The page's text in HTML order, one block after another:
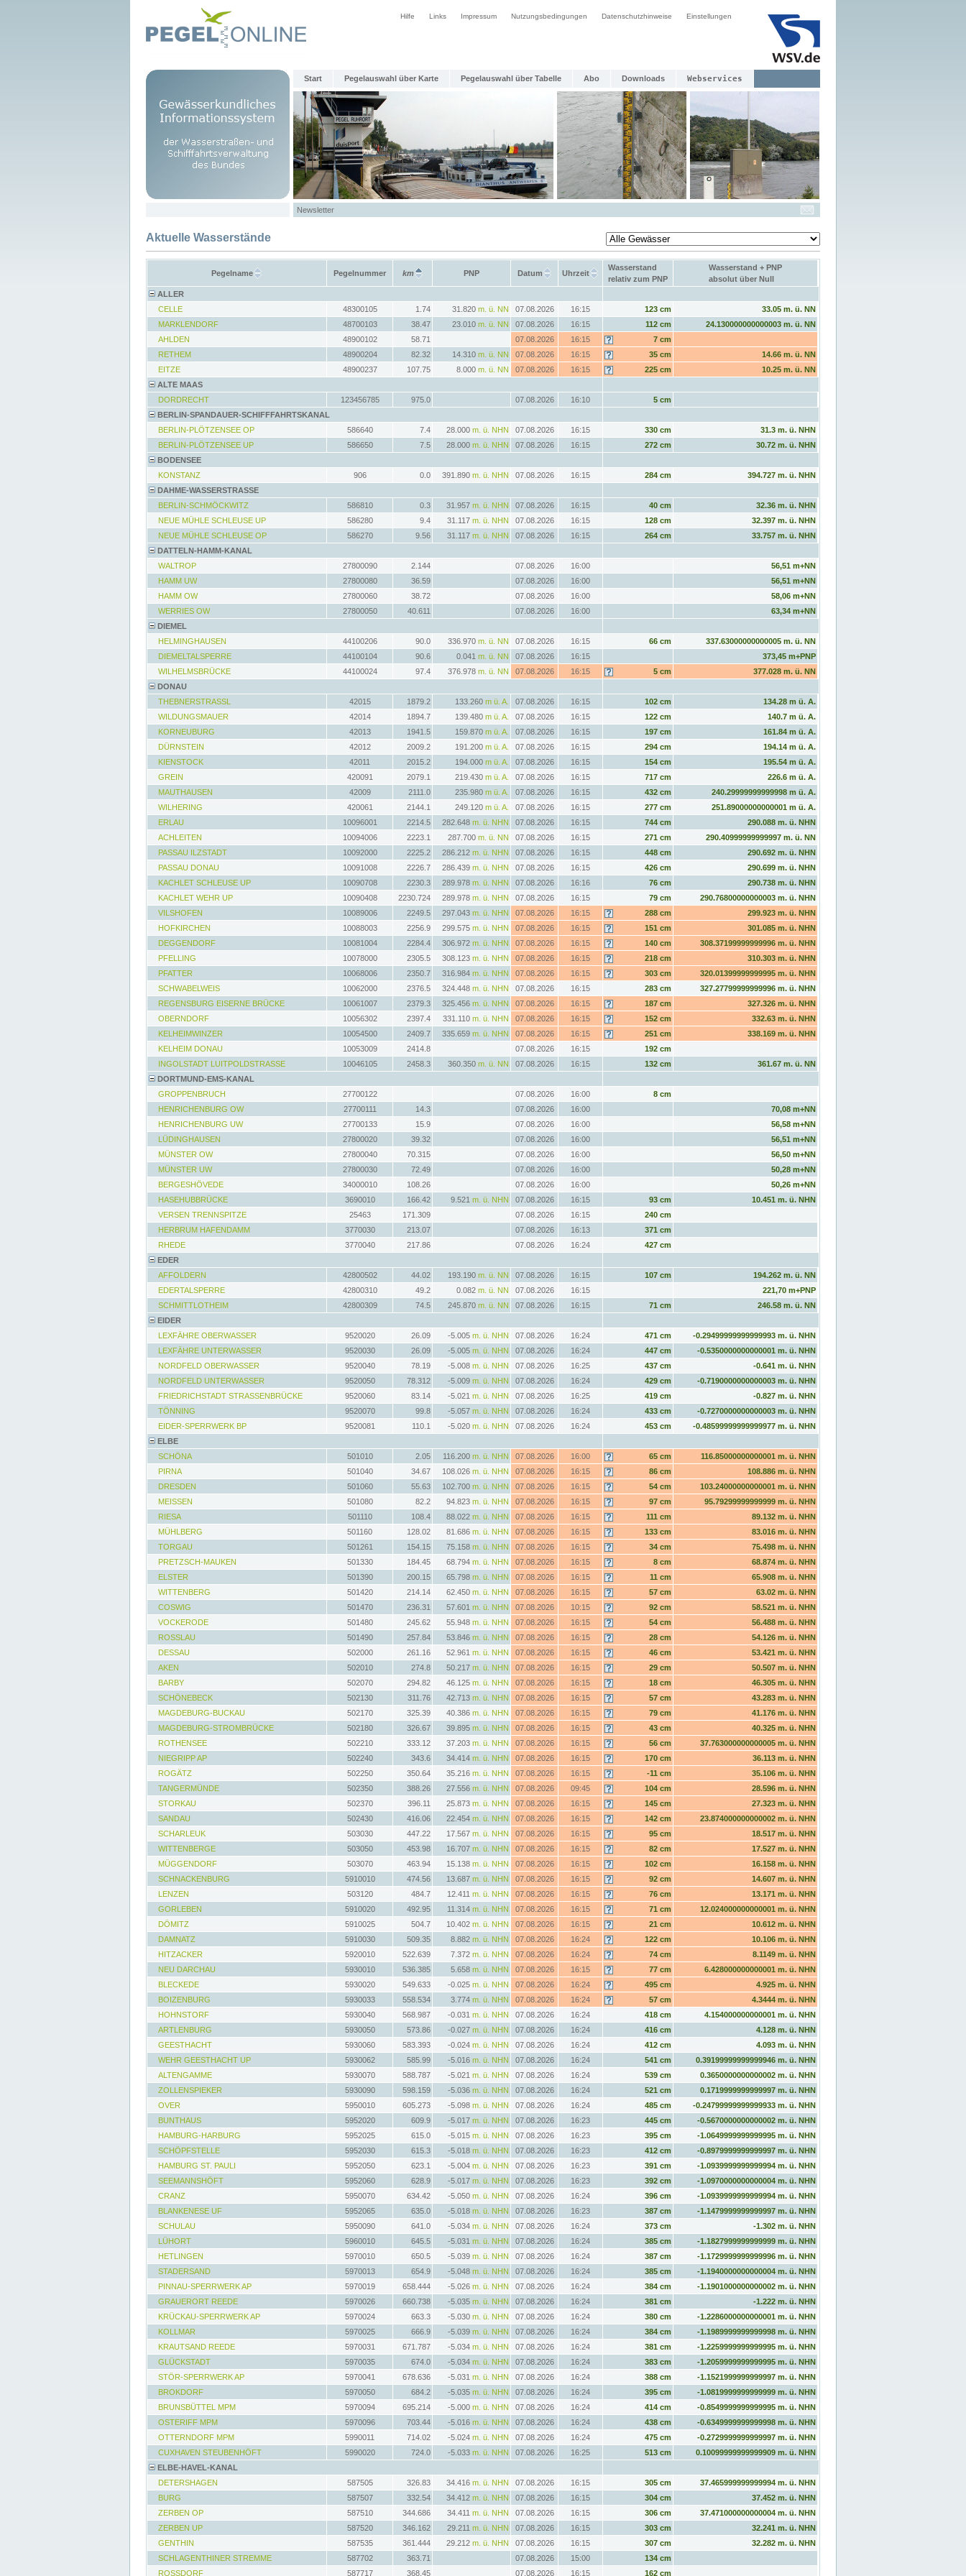
Hilfe Links Impressum Nutzungsbedingungen Datenschutzhinweise Einstellungen
Start Pegelauswahl über Karte Pegelauswahl über Tabelle Abo Downloads Webservices
Newsletter
Aktuelle Wasserstände
Pegelname Pegelnummer km PNP Datum Uhrzeit
Wasserstand
relativ zum PNP
Wasserstand + PNP
absolut über Null
ALLER
CELLE
48300105 1.74 31.820 m. ü. NN 07.08.2026 16:15 123 cm
33.05 m. ü. NN
MARKLENDORF
48700103 38.47 23.010 m. ü. NN 07.08.2026 16:15 112 cm
24.130000000000003 m. ü. NN
AHLDEN
48900102 58.71 07.08.2026 16:15
7 cm
RETHEM
48900204 82.32 14.310 m. ü. NN 07.08.2026 16:15 35 cm
14.66 m. ü. NN
EITZE
48900237 107.75 8.000 m. ü. NN 07.08.2026 16:15 225 cm
10.25 m. ü. NN
ALTE MAAS
DORDRECHT
123456785 975.0 07.08.2026 16:10
5 cm
BERLIN-SPANDAUER-SCHIFFFAHRTSKANAL
BERLIN-PLÖTZENSEE OP
586640 7.4 28.000 m. ü. NHN 07.08.2026 16:15 330 cm
31.3 m. ü. NHN
BERLIN-PLÖTZENSEE UP
586650 7.5 28.000 m. ü. NHN 07.08.2026 16:15 272 cm
30.72 m. ü. NHN
BODENSEE
KONSTANZ
906 0.0 391.890 m. ü. NHN 07.08.2026 16:15 284 cm
394.727 m. ü. NHN
DAHME-WASSERSTRASSE
BERLIN-SCHMÖCKWITZ
586810 0.3 31.957 m. ü. NHN 07.08.2026 16:15 40 cm
32.36 m. ü. NHN
NEUE MÜHLE SCHLEUSE UP
586280 9.4 31.117 m. ü. NHN 07.08.2026 16:15 128 cm
32.397 m. ü. NHN
NEUE MÜHLE SCHLEUSE OP
586270 9.56 31.117 m. ü. NHN 07.08.2026 16:15 264 cm
33.757 m. ü. NHN
DATTELN-HAMM-KANAL
WALTROP
27800090 2.144 07.08.2026 16:00
56,51 m+NN
HAMM UW
27800080 36.59 07.08.2026 16:00
56,51 m+NN
HAMM OW
27800060 38.72 07.08.2026 16:00
58,06 m+NN
WERRIES OW
27800050 40.611 07.08.2026 16:00
63,34 m+NN
DIEMEL
HELMINGHAUSEN
44100206 90.0 336.970 m. ü. NN 07.08.2026 16:15 66 cm
337.63000000000005 m. ü. NN
DIEMELTALSPERRE
44100104 90.6 0.041 m. ü. NN 07.08.2026 16:15
373,45 m+PNP
WILHELMSBRÜCKE
44100024 97.4 376.978 m. ü. NN 07.08.2026 16:15 5 cm
377.028 m. ü. NN
DONAU
THEBNERSTRASSL
42015 1879.2 133.260 m ü. A. 07.08.2026 16:15 102 cm
134.28 m ü. A.
WILDUNGSMAUER
42014 1894.7 139.480 m ü. A. 07.08.2026 16:15 122 cm
140.7 m ü. A.
KORNEUBURG
42013 1941.5 159.870 m ü. A. 07.08.2026 16:15 197 cm
161.84 m ü. A.
DÜRNSTEIN
42012 2009.2 191.200 m ü. A. 07.08.2026 16:15 294 cm
194.14 m ü. A.
KIENSTOCK
42011 2015.2 194.000 m ü. A. 07.08.2026 16:15 154 cm
195.54 m ü. A.
GREIN
420091 2079.1 219.430 m ü. A. 07.08.2026 16:15 717 cm
226.6 m ü. A.
MAUTHAUSEN
42009 2111.0 235.980 m ü. A. 07.08.2026 16:15 432 cm
240.29999999999998 m ü. A.
WILHERING
420061 2144.1 249.120 m ü. A. 07.08.2026 16:15 277 cm
251.89000000000001 m ü. A.
ERLAU
10096001 2214.5 282.648 m. ü. NHN 07.08.2026 16:15 744 cm
290.088 m. ü. NHN
ACHLEITEN
10094006 2223.1 287.700 m. ü. NN 07.08.2026 16:15 271 cm
290.40999999999997 m. ü. NN
PASSAU ILZSTADT
10092000 2225.2 286.212 m. ü. NHN 07.08.2026 16:15 448 cm
290.692 m. ü. NHN
PASSAU DONAU
10091008 2226.7 286.439 m. ü. NHN 07.08.2026 16:15 426 cm
290.699 m. ü. NHN
KACHLET SCHLEUSE UP
10090708 2230.3 289.978 m. ü. NHN 07.08.2026 16:16 76 cm
290.738 m. ü. NHN
KACHLET WEHR UP
10090408 2230.724 289.978 m. ü. NHN 07.08.2026 16:15 79 cm
290.76800000000003 m. ü. NHN
VILSHOFEN
10089006 2249.5 297.043 m. ü. NHN 07.08.2026 16:15 288 cm
299.923 m. ü. NHN
HOFKIRCHEN
10088003 2256.9 299.575 m. ü. NHN 07.08.2026 16:15 151 cm
301.085 m. ü. NHN
DEGGENDORF
10081004 2284.4 306.972 m. ü. NHN 07.08.2026 16:15 140 cm
308.37199999999996 m. ü. NHN
PFELLING
10078000 2305.5 308.123 m. ü. NHN 07.08.2026 16:15 218 cm
310.303 m. ü. NHN
PFATTER
10068006 2350.7 316.984 m. ü. NHN 07.08.2026 16:15 303 cm
320.01399999999995 m. ü. NHN
SCHWABELWEIS
10062000 2376.5 324.448 m. ü. NHN 07.08.2026 16:15 283 cm
327.27799999999996 m. ü. NHN
REGENSBURG EISERNE BRÜCKE
10061007 2379.3 325.456 m. ü. NHN 07.08.2026 16:15 187 cm
327.326 m. ü. NHN
OBERNDORF
10056302 2397.4 331.110 m. ü. NHN 07.08.2026 16:15 152 cm
332.63 m. ü. NHN
KELHEIMWINZER
10054500 2409.7 335.659 m. ü. NHN 07.08.2026 16:15 251 cm
338.169 m. ü. NHN
KELHEIM DONAU
10053009 2414.8 07.08.2026 16:15
192 cm
INGOLSTADT LUITPOLDSTRASSE
10046105 2458.3 360.350 m. ü. NN 07.08.2026 16:15 132 cm
361.67 m. ü. NN
DORTMUND-EMS-KANAL
GROPPENBRUCH
27700122 07.08.2026 16:00
8 cm
HENRICHENBURG OW
27700111 14.3 07.08.2026 16:00
70,08 m+NN
HENRICHENBURG UW
27700133 15.9 07.08.2026 16:00
56,58 m+NN
LÜDINGHAUSEN
27800020 39.32 07.08.2026 16:00
56,51 m+NN
MÜNSTER OW
27800040 70.315 07.08.2026 16:00
56,50 m+NN
MÜNSTER UW
27800030 72.49 07.08.2026 16:00
50,28 m+NN
BERGESHÖVEDE
34000010 108.26 07.08.2026 16:00
50,26 m+NN
HASEHUBBRÜCKE
3690010 166.42 9.521 m. ü. NHN 07.08.2026 16:15 93 cm
10.451 m. ü. NHN
VERSEN TRENNSPITZE
25463 171.309 07.08.2026 16:15
240 cm
HERBRUM HAFENDAMM
3770030 213.07 07.08.2026 16:13
371 cm
RHEDE
3770040 217.86 07.08.2026 16:24
427 cm
EDER
AFFOLDERN
42800502 44.02 193.190 m. ü. NN 07.08.2026 16:15 107 cm
194.262 m. ü. NN
EDERTALSPERRE
42800310 49.2 0.082 m. ü. NN 07.08.2026 16:15
221,70 m+PNP
SCHMITTLOTHEIM
42800309 74.5 245.870 m. ü. NN 07.08.2026 16:15 71 cm
246.58 m. ü. NN
EIDER
LEXFÄHRE OBERWASSER
9520020 26.09 -5.005 m. ü. NHN 07.08.2026 16:24 471 cm
-0.29499999999999993 m. ü. NHN
LEXFÄHRE UNTERWASSER
9520030 26.09 -5.005 m. ü. NHN 07.08.2026 16:24 447 cm
-0.5350000000000001 m. ü. NHN
NORDFELD OBERWASSER
9520040 78.19 -5.008 m. ü. NHN 07.08.2026 16:25 437 cm
-0.641 m. ü. NHN
NORDFELD UNTERWASSER
9520050 78.312 -5.009 m. ü. NHN 07.08.2026 16:24 429 cm
-0.7190000000000003 m. ü. NHN
FRIEDRICHSTADT STRASSENBRÜCKE
9520060 83.14 -5.021 m. ü. NHN 07.08.2026 16:25 419 cm
-0.827 m. ü. NHN
TÖNNING
9520070 99.8 -5.057 m. ü. NHN 07.08.2026 16:24 433 cm
-0.7270000000000003 m. ü. NHN
EIDER-SPERRWERK BP
9520081 110.1 -5.020 m. ü. NHN 07.08.2026 16:24 453 cm
-0.48599999999999977 m. ü. NHN
ELBE
SCHÖNA
501010 2.05 116.200 m. ü. NHN 07.08.2026 16:00 65 cm
116.85000000000001 m. ü. NHN
PIRNA
501040 34.67 108.026 m. ü. NHN 07.08.2026 16:15 86 cm
108.886 m. ü. NHN
DRESDEN
501060 55.63 102.700 m. ü. NHN 07.08.2026 16:15 54 cm
103.24000000000001 m. ü. NHN
MEISSEN
501080 82.2 94.823 m. ü. NHN 07.08.2026 16:15 97 cm
95.79299999999999 m. ü. NHN
RIESA
501110 108.4 88.022 m. ü. NHN 07.08.2026 16:15 111 cm
89.132 m. ü. NHN
MÜHLBERG
501160 128.02 81.686 m. ü. NHN 07.08.2026 16:15 133 cm
83.016 m. ü. NHN
TORGAU
501261 154.15 75.158 m. ü. NHN 07.08.2026 16:15 34 cm
75.498 m. ü. NHN
PRETZSCH-MAUKEN
501330 184.45 68.794 m. ü. NHN 07.08.2026 16:15 8 cm
68.874 m. ü. NHN
ELSTER
501390 200.15 65.798 m. ü. NHN 07.08.2026 16:15 11 cm
65.908 m. ü. NHN
WITTENBERG
501420 214.14 62.450 m. ü. NHN 07.08.2026 16:15 57 cm
63.02 m. ü. NHN
COSWIG
501470 236.31 57.601 m. ü. NHN 07.08.2026 10:15 92 cm
58.521 m. ü. NHN
VOCKERODE
501480 245.62 55.948 m. ü. NHN 07.08.2026 16:15 54 cm
56.488 m. ü. NHN
ROSSLAU
501490 257.84 53.846 m. ü. NHN 07.08.2026 16:15 28 cm
54.126 m. ü. NHN
DESSAU
502000 261.16 52.961 m. ü. NHN 07.08.2026 16:15 46 cm
53.421 m. ü. NHN
AKEN
502010 274.8 50.217 m. ü. NHN 07.08.2026 16:15 29 cm
50.507 m. ü. NHN
BARBY
502070 294.82 46.125 m. ü. NHN 07.08.2026 16:15 18 cm
46.305 m. ü. NHN
SCHÖNEBECK
502130 311.76 42.713 m. ü. NHN 07.08.2026 16:15 57 cm
43.283 m. ü. NHN
MAGDEBURG-BUCKAU
502170 325.39 40.386 m. ü. NHN 07.08.2026 16:15 79 cm
41.176 m. ü. NHN
MAGDEBURG-STROMBRÜCKE
502180 326.67 39.895 m. ü. NHN 07.08.2026 16:15 43 cm
40.325 m. ü. NHN
ROTHENSEE
502210 333.12 37.203 m. ü. NHN 07.08.2026 16:15 56 cm
37.763000000000005 m. ü. NHN
NIEGRIPP AP
502240 343.6 34.414 m. ü. NHN 07.08.2026 16:15 170 cm
36.113 m. ü. NHN
ROGÄTZ
502250 350.64 35.216 m. ü. NHN 07.08.2026 16:15 -11 cm
35.106 m. ü. NHN
TANGERMÜNDE
502350 388.26 27.556 m. ü. NHN 07.08.2026 09:45 104 cm
28.596 m. ü. NHN
STORKAU
502370 396.11 25.873 m. ü. NHN 07.08.2026 16:15 145 cm
27.323 m. ü. NHN
SANDAU
502430 416.06 22.454 m. ü. NHN 07.08.2026 16:15 142 cm
23.874000000000002 m. ü. NHN
SCHARLEUK
503030 447.22 17.567 m. ü. NHN 07.08.2026 16:15 95 cm
18.517 m. ü. NHN
WITTENBERGE
503050 453.98 16.707 m. ü. NHN 07.08.2026 16:15 82 cm
17.527 m. ü. NHN
MÜGGENDORF
503070 463.94 15.138 m. ü. NHN 07.08.2026 16:15 102 cm
16.158 m. ü. NHN
SCHNACKENBURG
5910010 474.56 13.687 m. ü. NHN 07.08.2026 16:15 92 cm
14.607 m. ü. NHN
LENZEN
503120 484.7 12.411 m. ü. NHN 07.08.2026 16:15 76 cm
13.171 m. ü. NHN
GORLEBEN
5910020 492.95 11.314 m. ü. NHN 07.08.2026 16:15 71 cm
12.024000000000001 m. ü. NHN
DÖMITZ
5910025 504.7 10.402 m. ü. NHN 07.08.2026 16:15 21 cm
10.612 m. ü. NHN
DAMNATZ
5910030 509.35 8.882 m. ü. NHN 07.08.2026 16:24 122 cm
10.106 m. ü. NHN
HITZACKER
5920010 522.639 7.372 m. ü. NHN 07.08.2026 16:24 74 cm
8.1149 m. ü. NHN
NEU DARCHAU
5930010 536.385 5.658 m. ü. NHN 07.08.2026 16:15 77 cm
6.428000000000001 m. ü. NHN
BLECKEDE
5930020 549.633 -0.025 m. ü. NHN 07.08.2026 16:24 495 cm
4.925 m. ü. NHN
BOIZENBURG
5930033 558.534 3.774 m. ü. NHN 07.08.2026 16:24 57 cm
4.3444 m. ü. NHN
HOHNSTORF
5930040 568.987 -0.031 m. ü. NHN 07.08.2026 16:24 418 cm
4.154000000000001 m. ü. NHN
ARTLENBURG
5930050 573.86 -0.027 m. ü. NHN 07.08.2026 16:24 416 cm
4.128 m. ü. NHN
GEESTHACHT
5930060 583.393 -0.024 m. ü. NHN 07.08.2026 16:24 412 cm
4.093 m. ü. NHN
WEHR GEESTHACHT UP
5930062 585.99 -5.016 m. ü. NHN 07.08.2026 16:24 541 cm
0.39199999999999946 m. ü. NHN
ALTENGAMME
5930070 588.787 -5.021 m. ü. NHN 07.08.2026 16:24 539 cm
0.3650000000000002 m. ü. NHN
ZOLLENSPIEKER
5930090 598.159 -5.036 m. ü. NHN 07.08.2026 16:24 521 cm
0.1719999999999997 m. ü. NHN
OVER
5950010 605.273 -5.098 m. ü. NHN 07.08.2026 16:24 485 cm
-0.24799999999999933 m. ü. NHN
BUNTHAUS
5952020 609.9 -5.017 m. ü. NHN 07.08.2026 16:23 445 cm
-0.5670000000000002 m. ü. NHN
HAMBURG-HARBURG
5952025 615.0 -5.015 m. ü. NHN 07.08.2026 16:23 395 cm
-1.0649999999999995 m. ü. NHN
SCHÖPFSTELLE
5952030 615.3 -5.018 m. ü. NHN 07.08.2026 16:23 412 cm
-0.8979999999999997 m. ü. NHN
HAMBURG ST. PAULI
5952050 623.1 -5.004 m. ü. NHN 07.08.2026 16:23 391 cm
-1.0939999999999994 m. ü. NHN
SEEMANNSHÖFT
5952060 628.9 -5.017 m. ü. NHN 07.08.2026 16:23 392 cm
-1.0970000000000004 m. ü. NHN
CRANZ
5950070 634.42 -5.050 m. ü. NHN 07.08.2026 16:24 396 cm
-1.0939999999999994 m. ü. NHN
BLANKENESE UF
5952065 635.0 -5.018 m. ü. NHN 07.08.2026 16:23 387 cm
-1.1479999999999997 m. ü. NHN
SCHULAU
5950090 641.0 -5.034 m. ü. NHN 07.08.2026 16:24 373 cm
-1.302 m. ü. NHN
LÜHORT
5960010 645.5 -5.031 m. ü. NHN 07.08.2026 16:24 385 cm
-1.1827999999999999 m. ü. NHN
HETLINGEN
5970010 650.5 -5.039 m. ü. NHN 07.08.2026 16:24 387 cm
-1.1729999999999996 m. ü. NHN
STADERSAND
5970013 654.9 -5.048 m. ü. NHN 07.08.2026 16:24 385 cm
-1.1940000000000004 m. ü. NHN
PINNAU-SPERRWERK AP
5970019 658.444 -5.026 m. ü. NHN 07.08.2026 16:24 384 cm
-1.1901000000000002 m. ü. NHN
GRAUERORT REEDE
5970026 660.738 -5.035 m. ü. NHN 07.08.2026 16:24 381 cm
-1.222 m. ü. NHN
KRÜCKAU-SPERRWERK AP
5970024 663.3 -5.030 m. ü. NHN 07.08.2026 16:24 380 cm
-1.2286000000000001 m. ü. NHN
KOLLMAR
5970025 666.9 -5.039 m. ü. NHN 07.08.2026 16:24 384 cm
-1.1989999999999998 m. ü. NHN
KRAUTSAND REEDE
5970031 671.787 -5.034 m. ü. NHN 07.08.2026 16:24 381 cm
-1.2259999999999995 m. ü. NHN
GLÜCKSTADT
5970035 674.0 -5.034 m. ü. NHN 07.08.2026 16:24 383 cm
-1.2059999999999995 m. ü. NHN
STÖR-SPERRWERK AP
5970041 678.636 -5.031 m. ü. NHN 07.08.2026 16:24 388 cm
-1.1521999999999997 m. ü. NHN
BROKDORF
5970050 684.2 -5.035 m. ü. NHN 07.08.2026 16:24 395 cm
-1.0819999999999999 m. ü. NHN
BRUNSBÜTTEL MPM
5970094 695.214 -5.000 m. ü. NHN 07.08.2026 16:24 414 cm
-0.8549999999999995 m. ü. NHN
OSTERIFF MPM
5970096 703.44 -5.016 m. ü. NHN 07.08.2026 16:24 438 cm
-0.6349999999999998 m. ü. NHN
OTTERNDORF MPM
5990011 714.02 -5.024 m. ü. NHN 07.08.2026 16:24 475 cm
-0.2729999999999997 m. ü. NHN
CUXHAVEN STEUBENHÖFT
5990020 724.0 -5.033 m. ü. NHN 07.08.2026 16:25 513 cm
0.10099999999999909 m. ü. NHN
ELBE-HAVEL-KANAL
DETERSHAGEN
587505 326.83 34.416 m. ü. NHN 07.08.2026 16:15 305 cm
37.465999999999994 m. ü. NHN
BURG
587507 332.54 34.412 m. ü. NHN 07.08.2026 16:15 304 cm
37.452 m. ü. NHN
ZERBEN OP
587510 344.686 34.411 m. ü. NHN 07.08.2026 16:15 306 cm
37.471000000000004 m. ü. NHN
ZERBEN UP
587520 346.162 29.211 m. ü. NHN 07.08.2026 16:15 303 cm
32.241 m. ü. NHN
GENTHIN
587535 361.444 29.212 m. ü. NHN 07.08.2026 16:15 307 cm
32.282 m. ü. NHN
SCHLAGENTHINER STREMME
587702 363.71 07.08.2026 15:00
134 cm
ROSSDORF
587717 368.45 07.08.2026 16:15 162 cm